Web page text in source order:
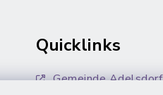
Quicklinks
Gemeinde Adelsdorf